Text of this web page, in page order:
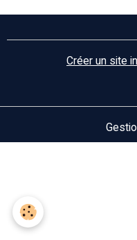
Créer un site